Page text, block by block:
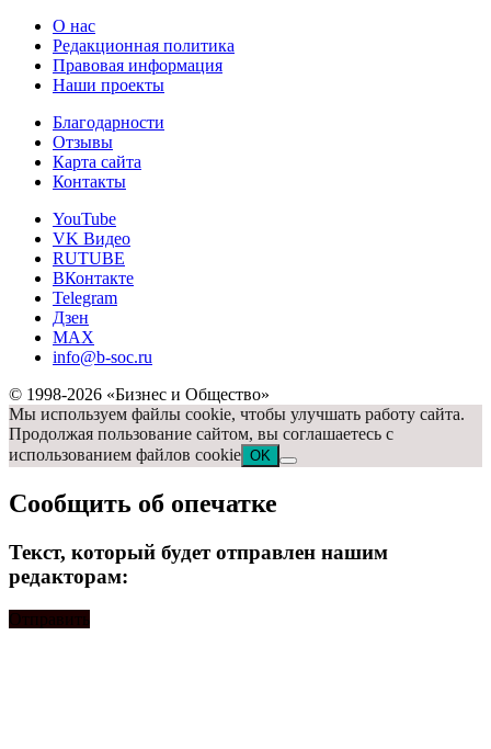
О нас
Редакционная политика
Правовая информация
Наши проекты
Благодарности
Отзывы
Карта сайта
Контакты
YouTube
VK Видео
RUTUBE
ВКонтакте
Telegram
Дзен
MAX
info@b-soc.ru
© 1998-2026 «Бизнес и Общество»
Мы используем файлы cookie, чтобы улучшать работу сайта.
Продолжая пользование сайтом, вы соглашаетесь с
использованием файлов cookie OK
Сообщить об опечатке
Текст, который будет отправлен нашим
редакторам:
Отправить